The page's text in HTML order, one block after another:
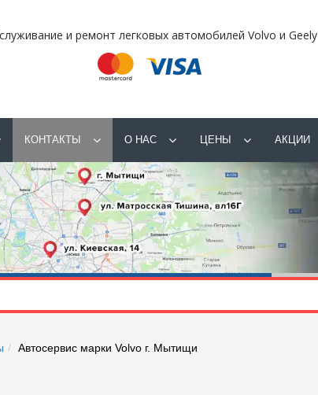
и ремонт легковых автомобилей Volvo и Geely
КОНТАКТЫ О НАС ЦЕНЫ АКЦИИ
Автосервис марки Volvo г. Мытищи